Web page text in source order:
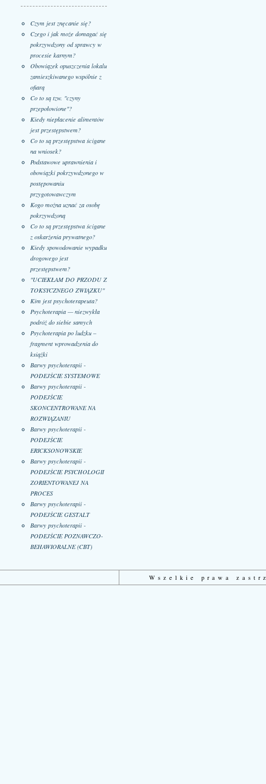
Czym jest znęcanie się?
Czego i jak może domagać się
pokrzywdzony od sprawcy w
procesie karnym?
Obowiązek opuszczenia lokalu
zamieszkiwanego wspólnie z
ofiarą
Co to są tzw. "czyny
przepołowione"?
Kiedy niepłacenie alimentów
jest przestępstwem?
Co to są przestępstwa ścigane
na wniosek?
Podstawowe uprawnienia i
obowiązki pokrzywdzonego w
postępowaniu
przygotowawczym
Kogo można uznać za osobę
pokrzywdzoną
Co to są przestępstwa ścigane
z oskarżenia prywatnego?
Kiedy spowodowanie wypadku
drogowego jest
przestępstwem?
"UCIEKŁAM DO PRZODU Z
TOKSYCZNEGO ZWIĄZKU"
Kim jest psychoterapeuta?
Psychoterapia — niezwykła
podróż do siebie samych
Psychoterapia po ludzku –
fragment wprowadzenia do
książki
Barwy psychoterapii -
PODEJŚCIE SYSTEMOWE
Barwy psychoterapii -
PODEJŚCIE
SKONCENTROWANE NA
ROZWIĄZANIU
Barwy psychoterapii -
PODEJŚCIE
ERICKSONOWSKIE
Barwy psychoterapii -
PODEJŚCIE PSYCHOLOGII
ZORIENTOWANEJ NA
PROCES
Barwy psychoterapii -
PODEJŚCIE GESTALT
Barwy psychoterapii -
PODEJŚCIE POZNAWCZO-
BEHAWIORALNE (CBT)
Wszelkie prawa